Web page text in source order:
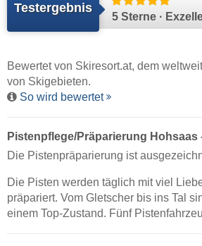
Testergebnis
5 Sterne ·
Bewertet von Skiresort.at, dem
von Skigebieten.
So wird bewertet
Pistenpflege/Präparierung Hohsaas
Die Pistenpräparierung ist
Die Pisten werden täglich mit viel
präpariert. Vom Gletscher bis ins Tal
einem Top-Zustand. Fünf